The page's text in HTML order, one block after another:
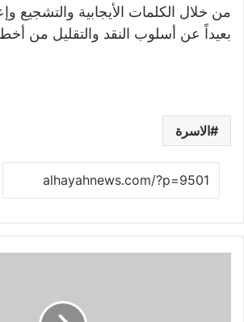
من خلال الكلمات الأيجابية والتشجيع
بعيداً عن أسلوب النقد والتقليل من
الاسرة